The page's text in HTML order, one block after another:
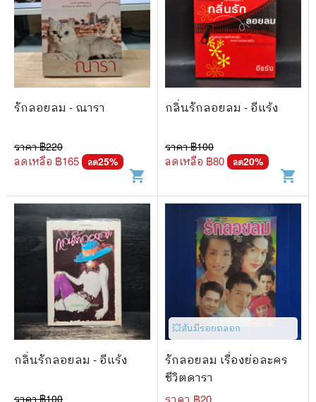
รักลอยลม - ณารา
ราคา ฿220
ลดเหลือ ฿165 ลด25%
shopping_cart
กลิ่นรักลอยลม - อีแร้ง
ราคา ฿100
ลดเหลือ ฿80 ลด20%
shopping_cart
กลิ่นรักลอยลม - อีแร้ง
ราคา ฿100
💥สันมีรอยถลอก
รักลอยลม เรื่องย่อละคร
ชีวิตดารา
ราคา ฿20
🎓 การศึกษา
😼 หนังสือการ์ตูน
🐲 หนังสือเด็ก
🎲 Board Game